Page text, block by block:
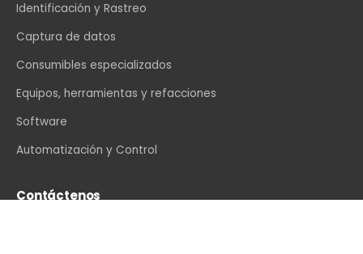
Identificación y Rastreo
Captura de datos
Consumibles especializados
Equipos, herramientas y refacciones
Software
Automatización y Control
Contáctenos